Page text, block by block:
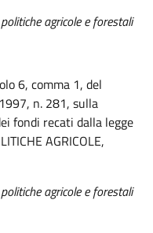
agricole e forestali
6, comma 1, del
n. 281, sulla
fondi recati dalla legge
AGRICOLE,
agricole e forestali